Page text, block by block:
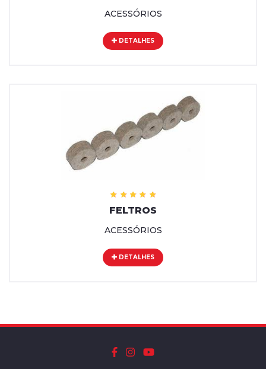
ACESSÓRIOS
DETALHES
FELTROS
ACESSÓRIOS
DETALHES